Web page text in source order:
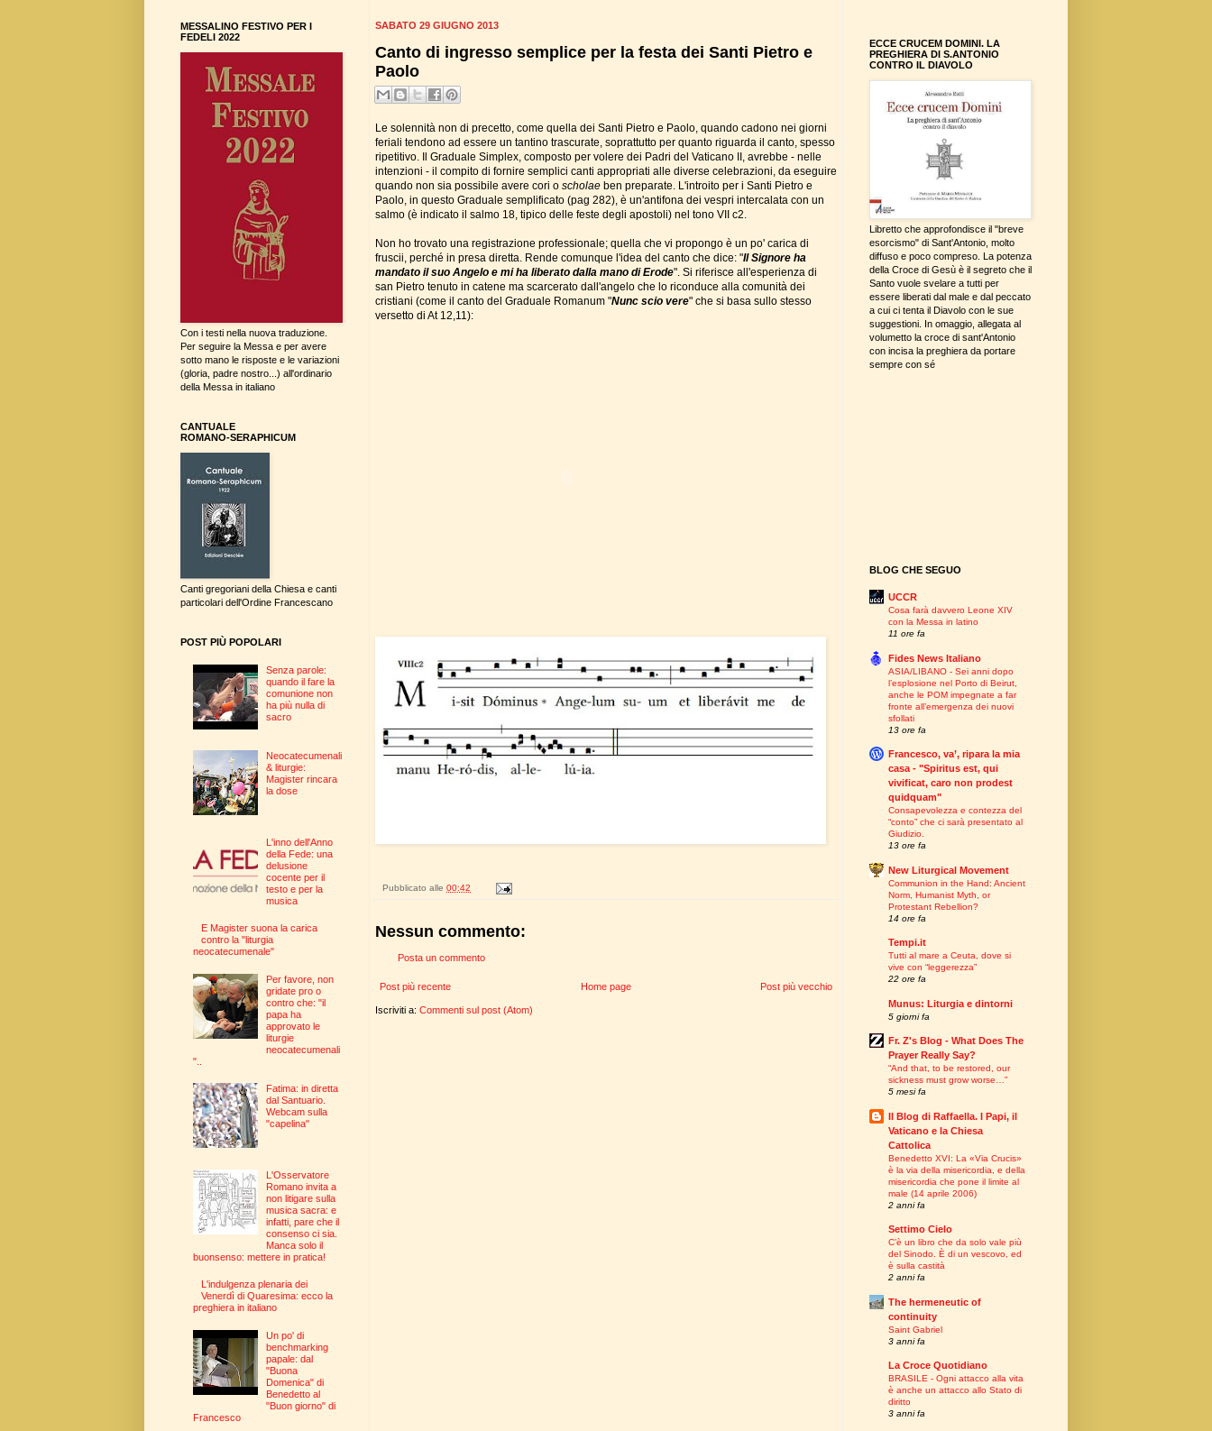
SABATO 29 GIUGNO 2013
Canto di ingresso semplice per la festa dei Santi Pietro e
Paolo
Le solennità non di precetto, come quella dei Santi Pietro e Paolo, quando cadono nei giorni
feriali tendono ad essere un tantino trascurate, soprattutto per quanto riguarda il canto, spesso
ripetitivo. Il Graduale Simplex, composto per volere dei Padri del Vaticano II, avrebbe - nelle
intenzioni - il compito di fornire semplici canti appropriati alle diverse celebrazioni, da eseguire
quando non sia possibile avere cori o scholae ben preparate. L'introito per i Santi Pietro e
Paolo, in questo Graduale semplificato (pag 282), è un'antifona dei vespri intercalata con un
salmo (è indicato il salmo 18, tipico delle feste degli apostoli) nel tono VII c2.
Non ho trovato una registrazione professionale; quella che vi propongo è un po' carica di
fruscii, perché in presa diretta. Rende comunque l'idea del canto che dice: "Il Signore ha
mandato il suo Angelo e mi ha liberato dalla mano di Erode". Si riferisce all'esperienza di
san Pietro tenuto in catene ma scarcerato dall'angelo che lo riconduce alla comunità dei
cristiani (come il canto del Graduale Romanum "Nunc scio vere" che si basa sullo stesso
versetto di At 12,11):
Pubblicato alle 00:42
Nessun commento:
Posta un commento
Post più recente Post più vecchio
Home page
Iscriviti a: Commenti sul post (Atom)
MESSALINO FESTIVO PER I
FEDELI 2022
Con i testi nella nuova traduzione.
Per seguire la Messa e per avere
sotto mano le risposte e le variazioni
(gloria, padre nostro...) all'ordinario
della Messa in italiano
CANTUALE
ROMANO-SERAPHICUM
Canti gregoriani della Chiesa e canti
particolari dell'Ordine Francescano
POST PIÙ POPOLARI
Senza parole:
quando il fare la
comunione non
ha più nulla di
sacro
Neocatecumenali
& liturgie:
Magister rincara
la dose
L'inno dell'Anno
della Fede: una
delusione
cocente per il
testo e per la
musica
E Magister suona la carica
contro la "liturgia
neocatecumenale"
Per favore, non
gridate pro o
contro che: "il
papa ha
approvato le
liturgie
neocatecumenali
"..
Fatima: in diretta
dal Santuario.
Webcam sulla
"capelina"
L'Osservatore
Romano invita a
non litigare sulla
musica sacra: e
infatti, pare che il
consenso ci sia.
Manca solo il
buonsenso: mettere in pratica!
L'indulgenza plenaria dei
Venerdì di Quaresima: ecco la
preghiera in italiano
Un po' di
benchmarking
papale: dal
"Buona
Domenica" di
Benedetto al
"Buon giorno" di
Francesco
ECCE CRUCEM DOMINI. LA
PREGHIERA DI S.ANTONIO
CONTRO IL DIAVOLO
Libretto che approfondisce il "breve
esorcismo" di Sant'Antonio, molto
diffuso e poco compreso. La potenza
della Croce di Gesù è il segreto che il
Santo vuole svelare a tutti per
essere liberati dal male e dal peccato
a cui ci tenta il Diavolo con le sue
suggestioni. In omaggio, allegata al
volumetto la croce di sant'Antonio
con incisa la preghiera da portare
sempre con sé
BLOG CHE SEGUO
UCCR
Cosa farà davvero Leone XIV
con la Messa in latino
11 ore fa
Fides News Italiano
ASIA/LIBANO - Sei anni dopo
l’esplosione nel Porto di Beirut,
anche le POM impegnate a far
fronte all’emergenza dei nuovi
sfollati
13 ore fa
Francesco, va’, ripara la mia
casa - "Spiritus est, qui
vivificat, caro non prodest
quidquam"
Consapevolezza e contezza del
“conto” che ci sarà presentato al
Giudizio.
13 ore fa
New Liturgical Movement
Communion in the Hand: Ancient
Norm, Humanist Myth, or
Protestant Rebellion?
14 ore fa
Tempi.it
Tutti al mare a Ceuta, dove si
vive con “leggerezza”
22 ore fa
Munus: Liturgia e dintorni
5 giorni fa
Fr. Z's Blog - What Does The
Prayer Really Say?
“And that, to be restored, our
sickness must grow worse…”
5 mesi fa
Il Blog di Raffaella. I Papi, il
Vaticano e la Chiesa
Cattolica
Benedetto XVI: La «Via Crucis»
è la via della misericordia, e della
misericordia che pone il limite al
male (14 aprile 2006)
2 anni fa
Settimo Cielo
C’è un libro che da solo vale più
del Sinodo. È di un vescovo, ed
è sulla castità
2 anni fa
The hermeneutic of
continuity
Saint Gabriel
3 anni fa
La Croce Quotidiano
BRASILE - Ogni attacco alla vita
è anche un attacco allo Stato di
diritto
3 anni fa